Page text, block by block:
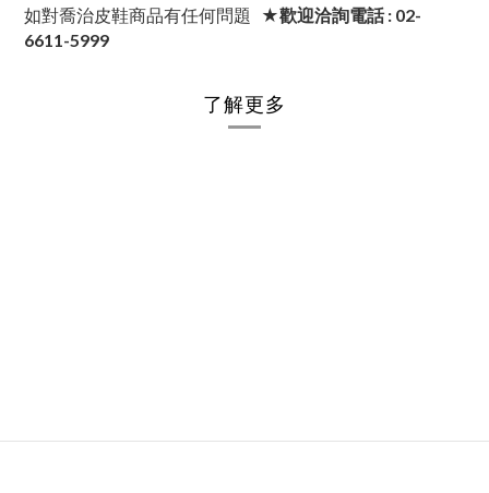
如對喬治皮鞋商品有任何問題
★歡迎洽詢電話 : 02-
6611-5999
了解更多